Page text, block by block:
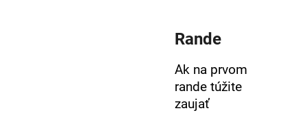
Rande
Ak na prvom
rande túžite
zaujať